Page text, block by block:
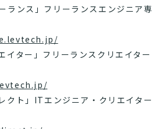
ランス」フリーランスエンジニア専
ター」フリーランスクリエイター
クト」ITエンジニア・クリエイター